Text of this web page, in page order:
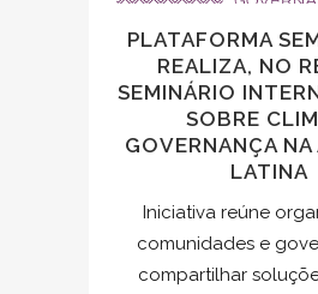
PLATAFORMA
REALIZA, NO
SEMINÁRIO
SOBRE
GOVERNANÇA NA
LATINA
Iniciativa reúne
comunidades e
compartilhar